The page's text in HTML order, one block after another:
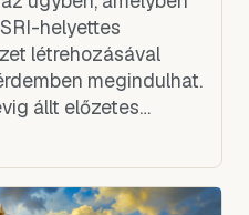
helyettes
létrehozásával
megindulhat.
állt előzetes
Ítélőtáblán